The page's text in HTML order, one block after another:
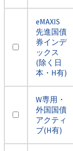
eMAXIS
先進国債
券インデ
ックス
(除く日
本・H有)
W専用・
外国国債
アクティ
ブ(H有)